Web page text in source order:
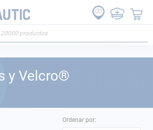
y Velcro®
Ordenar por: